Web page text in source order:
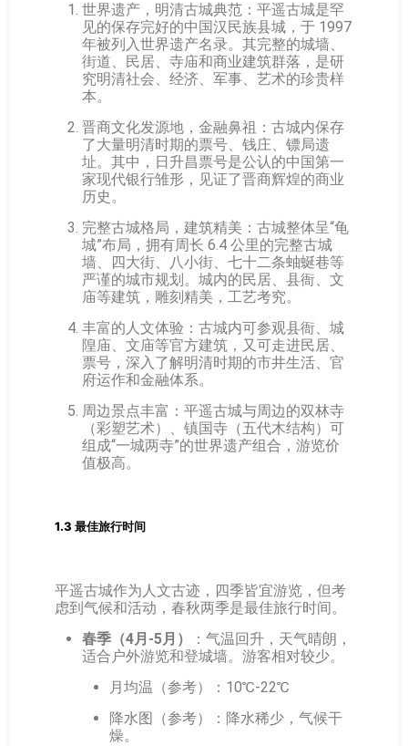
世界遗产，明清古城典范：平遥古城是罕
见的保存完好的中国汉民族县城，于 1997
年被列入世界遗产名录。其完整的城墙、
街道、民居、寺庙和商业建筑群落，是研
究明清社会、经济、军事、艺术的珍贵样
本。
晋商文化发源地，金融鼻祖：古城内保存
了大量明清时期的票号、钱庄、镖局遗
址。其中，日升昌票号是公认的中国第一
家现代银行雏形，见证了晋商辉煌的商业
历史。
完整古城格局，建筑精美：古城整体呈“龟
城”布局，拥有周长 6.4 公里的完整古城
墙、四大街、八小街、七十二条蚰蜒巷等
严谨的城市规划。城内的民居、县衙、文
庙等建筑，雕刻精美，工艺考究。
丰富的人文体验：古城内可参观县衙、城
隍庙、文庙等官方建筑，又可走进民居、
票号，深入了解明清时期的市井生活、官
府运作和金融体系。
周边景点丰富：平遥古城与周边的双林寺
（彩塑艺术）、镇国寺（五代木结构）可
组成“一城两寺”的世界遗产组合，游览价
值极高。
1.3 最佳旅行时间
平遥古城作为人文古迹，四季皆宜游览，但考
虑到气候和活动，春秋两季是最佳旅行时间。
春季（4月-5月）
：气温回升，天气晴朗，
适合户外游览和登城墙。游客相对较少。
月均温（参考）：10℃-22℃
降水图（参考）：降水稀少，气候干
燥。